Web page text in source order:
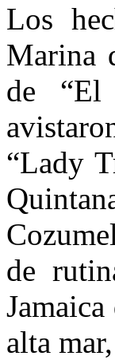
Los
Marina
de “El
“Lady
de
alta